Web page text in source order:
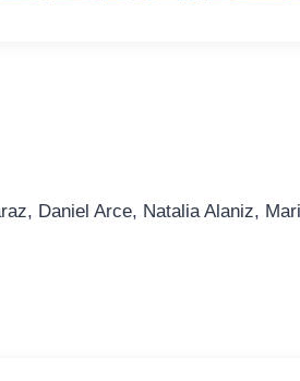
Daniel Arce, Natalia Alaniz,